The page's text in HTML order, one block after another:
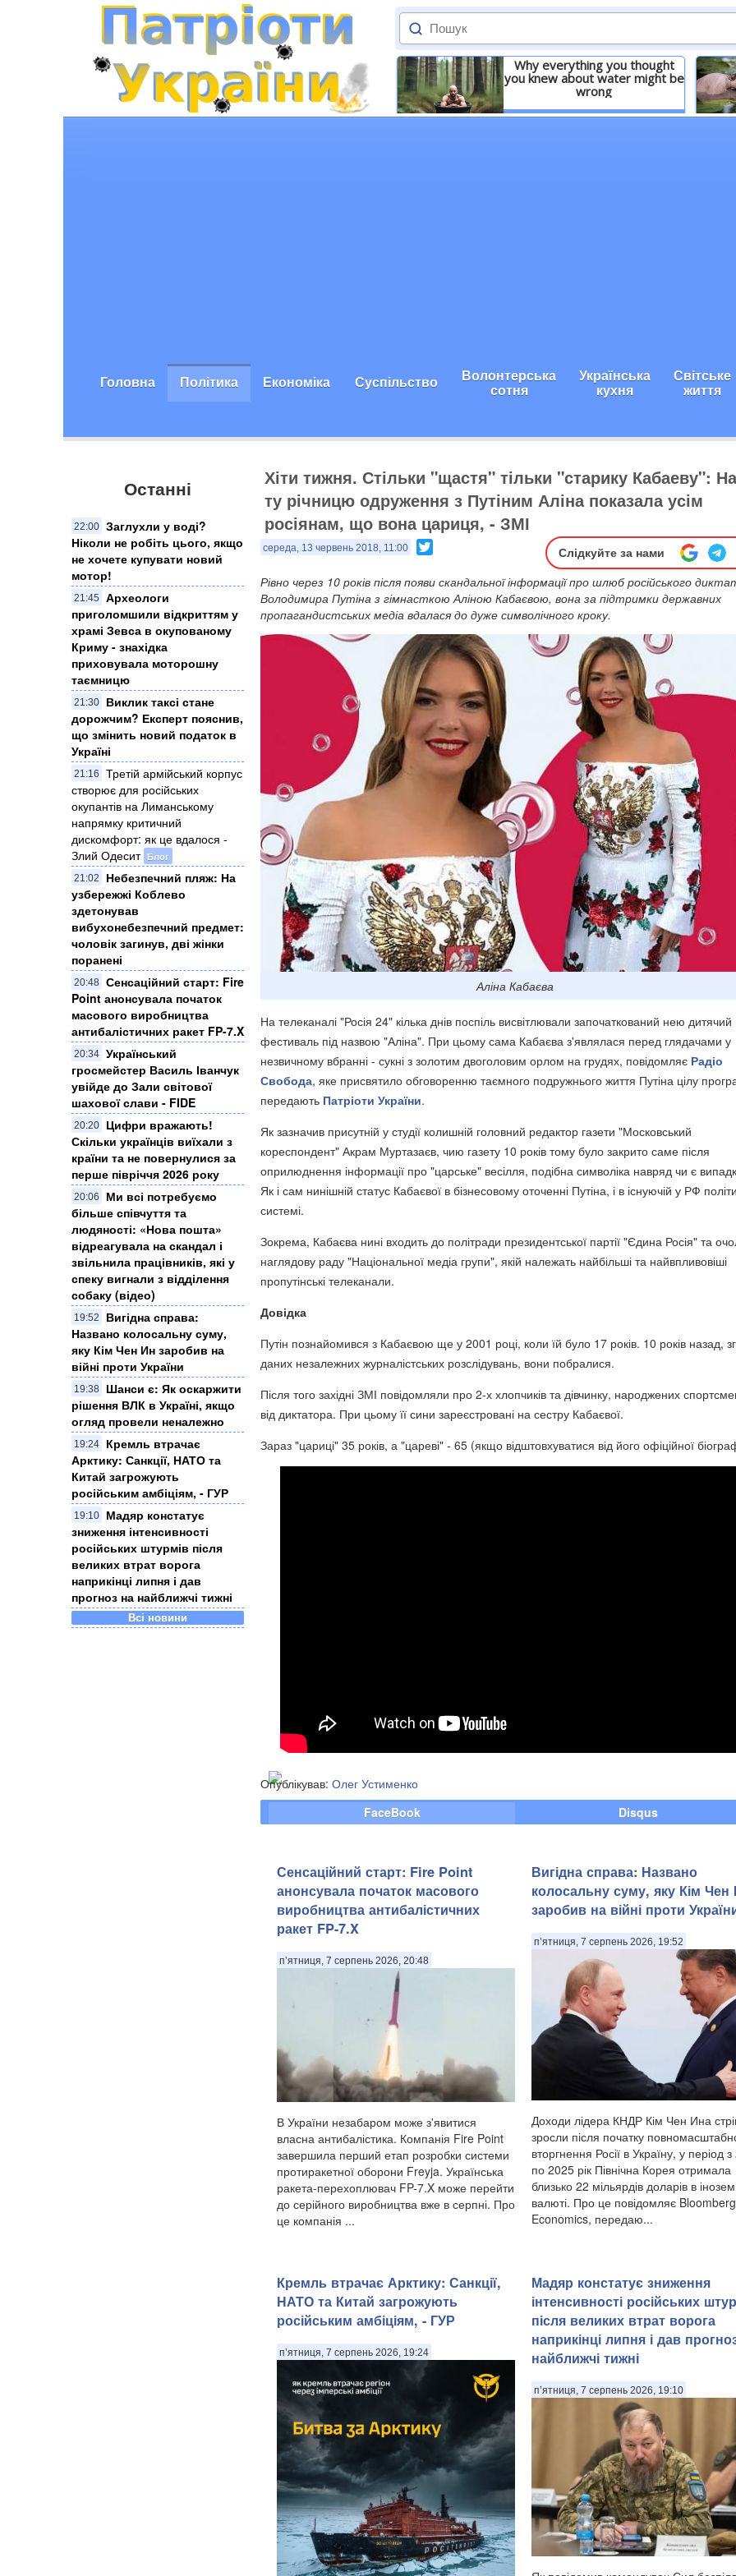
Why everything you thought
you knew about water might be
wrong
Детальніше
Головна Політика Економіка Суспільство Волонтерська
сотня
Українська
кухня
Світське
життя
Останні
22:00 Заглухли у воді?
Ніколи не робіть цього, якщо
не хочете купувати новий
мотор!
21:45
Археологи
приголомшили відкриттям у
храмі Зевса в окупованому
Криму - знахідка
приховувала моторошну
таємницю
21:30
Виклик таксі стане
дорожчим? Експерт пояснив,
що змінить новий податок в
Україні
21:16
Третій армійський корпус
створює для російських
окупантів на Лиманському
напрямку критичний
дискомфорт: як це вдалося -
Злий Одесит Блог
21:02
Небезпечний пляж: На
узбережжі Коблево
здетонував
вибухонебезпечний предмет:
чоловік загинув, дві жінки
поранені
20:48 Сенсаційний старт: Fire
Point анонсувала початок
масового виробництва
антибалістичних ракет FP-7.X
20:34 Український
гросмейстер Василь Іванчук
увійде до Зали світової
шахової слави - FIDE
20:20
Цифри вражають!
Скільки українців виїхали з
країни та не повернулися за
перше півріччя 2026 року
20:06
Ми всі потребуємо
більше співчуття та
людяності: «Нова пошта»
відреагувала на скандал і
звільнила працівників, які у
спеку вигнали з відділення
собаку (відео)
19:52
Вигідна справа:
Названо колосальну суму,
яку Кім Чен Ин заробив на
війні проти України
19:38
Шанси є: Як оскаржити
рішення ВЛК в Україні, якщо
огляд провели неналежно
19:24
Кремль втрачає
Арктику: Санкції, НАТО та
Китай загрожують
російським амбіціям, - ГУР
19:10
Мадяр констатує
зниження інтенсивності
російських штурмів після
великих втрат ворога
наприкінці липня і дав
прогноз на найближчі тижні
Всі новини
Хіти тижня. Стільки "щастя" тільки "старику Кабаеву":
ту річницю одруження з Путіним Аліна показала усім
росіянам, що вона цариця, - ЗМІ
середа, 13 червень 2018, 11:00 Слідкуйте за нами
Рівно через 10 років після появи скандальної інформації про шлюб російського
Володимира Путіна з гімнасткою Аліною Кабаєвою, вона за підтримки державних
пропагандистських медіа вдалася до дуже символічного кроку.
Аліна Кабаєва
На телеканалі "Росія 24" кілька днів поспіль висвітлювали започаткований нею дитячий
фестиваль під назвою "Аліна". При цьому сама Кабаєва з'являлася перед глядачами у
незвичному вбранні - сукні з золотим двоголовим орлом на грудях, повідомляє Радіо
Свобода, яке присвятило обговоренню таємного подружнього життя Путіна цілу
передають Патріоти України.
Як зазначив присутній у студії колишній головний редактор газети "Московський
кореспондент" Акрам Муртазаєв, чию газету 10 років тому було закрито саме після
оприлюднення інформації про "царське" весілля, подібна символіка навряд чи є
Як і сам нинішній статус Кабаєвої в бізнесовому оточенні Путіна, і в існуючій у РФ
системі.
Зокрема, Кабаєва нині входить до політради президентської партії "Єдина Росія" та
наглядову раду "Національної медіа групи", якій належать найбільші та найвпливовіші
пропутінські телеканали.
Довідка
Путін познайомився з Кабаєвою ще у 2001 році, коли їй було 17 років. 10 років назад,
даних незалежних журналістських розслідувань, вони побралися.
Після того західні ЗМІ повідомляли про 2-х хлопчиків та дівчинку, народжених
від диктатора. При цьому її сини зареєстровані на сестру Кабаєвої.
Зараз "цариці" 35 років, а "цареві" - 65 (якщо відштовхуватися від його офіційної
Опублікував: Олег Устименко
FaceBook
Disqus
Сенсаційний старт: Fire Point
анонсувала початок масового
виробництва антибалістичних
ракет FP-7.X
п’ятниця, 7 серпень 2026, 20:48
В України незабаром може з'явитися
власна антибалістика. Компанія Fire Point
завершила перший етап розробки системи
протиракетної оборони Freyja. Українська
ракета-перехоплювач FP-7.X може перейти
до серійного виробництва вже в серпні. Про
це компанія ...
Вигідна справа: Названо
колосальну суму, яку Кім Чен
заробив на війні проти
п’ятниця, 7 серпень 2026, 19:52
Доходи лідера КНДР Кім Чен Ина
зросли після початку
вторгнення Росії в Україну, у період
по 2025 рік Північна Корея отримала
близько 22 мільярдів доларів в
валюті. Про це повідомляє Bloomberg
Economics, передаю...
Кремль втрачає Арктику: Санкції,
НАТО та Китай загрожують
російським амбіціям, - ГУР
п’ятниця, 7 серпень 2026, 19:24
Мадяр констатує зниження
інтенсивності російських
після великих втрат ворога
наприкінці липня і дав
найближчі тижні
п’ятниця, 7 серпень 2026, 19:10